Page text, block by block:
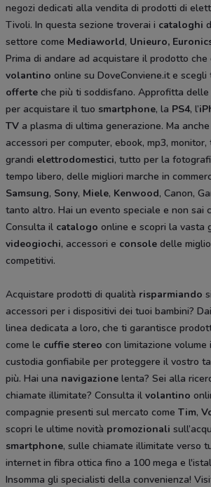
negozi dedicati alla vendita di prodotti di
Tivoli. In questa sezione troverai i cataloghi
settore come Mediaworld, Unieuro,
Prima di andare ad acquistare il prodotto che
volantino online su DoveConviene.it e
offerte che più ti soddisfano. Approfitta delle
per acquistare il tuo smartphone, la PS4, l’
TV a plasma di ultima generazione. Ma
accessori per computer, ebook, mp3,
grandi elettrodomestici, tutto per la
tempo libero, delle migliori marche in
Samsung, Sony, Miele, Kenwood, Canon,
tanto altro. Hai un evento speciale e non sai
Consulta il catalogo online e scopri la vasta
videogiochi, accessori e console delle
competitivi.
Acquistare prodotti di qualità risparmiando
accessori per i dispositivi dei tuoi bambini?
linea dedicata a loro, che ti garantisce
come le cuffie stereo con limitazione
custodia gonfiabile per proteggere il vostro
più. Hai una navigazione lenta? Sei alla
chiamate illimitate? Consulta il volantino
compagnie presenti sul mercato come Tim,
scopri le ultime novità promozionali
smartphone, sulle chiamate illimitate verso
internet in fibra ottica fino a 100 mega e
Insomma gli specialisti della convenienza!